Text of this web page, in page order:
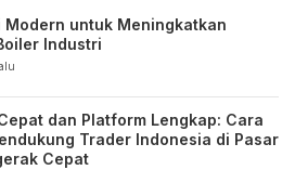
Modern untuk Meningkatkan
Industri
dan Platform Lengkap: Cara
Trader Indonesia di Pasar
Cepat